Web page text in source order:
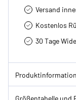
Versand
Kostenlos
30 Tage
Größentabelle und